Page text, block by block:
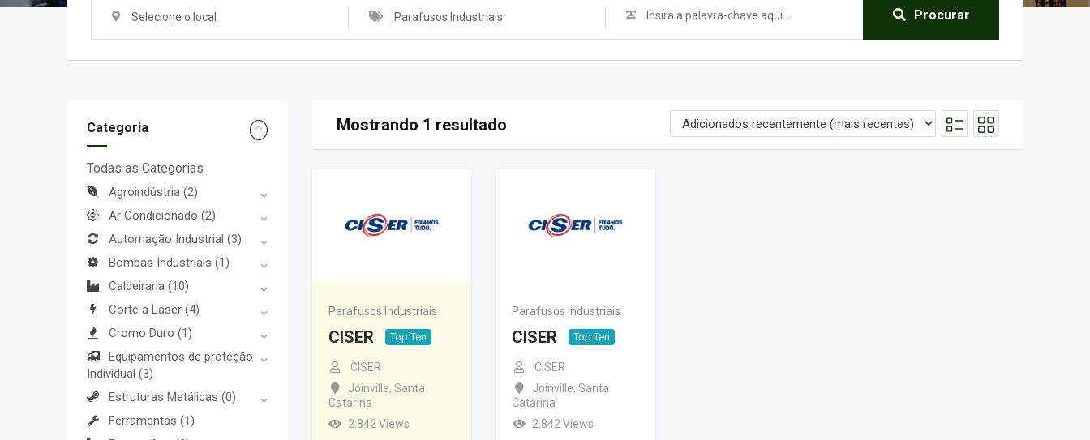
Selecione o local Parafusos Industriais Procurar
Categoria
Todas as Categorias
Agroindústria (2)
Ar Condicionado (2)
Automação Industrial (3)
Bombas Industriais (1)
Caldeiraria (10)
Corte a Laser (4)
Cromo Duro (1)
Equipamentos de proteção
Individual (3)
Estruturas Metálicas (0)
Ferramentas (1)
Mostrando 1 resultado
Parafusos Industriais
CISER Top Ten
CISER
Joinville, Santa
Catarina
2.842 Views
Parafusos Industriais
CISER Top Ten
CISER
Joinville, Santa
Catarina
2.842 Views